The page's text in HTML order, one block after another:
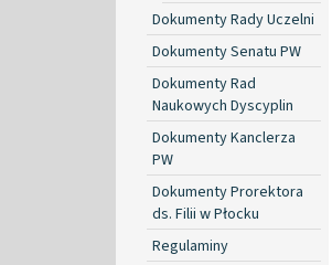
Dokumenty Rady Uczelni
Dokumenty Senatu PW
Dokumenty Rad
Naukowych Dyscyplin
Dokumenty Kanclerza
PW
Dokumenty Prorektora
ds. Filii w Płocku
Regulaminy